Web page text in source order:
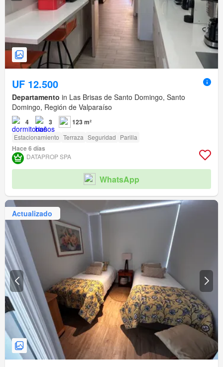
UF 12.500
Departamento in Las Brisas de Santo Domingo, Santo
Domingo, Región de Valparaíso
4 3 123 m²
Estacionamiento Terraza Seguridad Parilla
Hace 6 días
DATAPROP SPA
WhatsApp
Actualizado